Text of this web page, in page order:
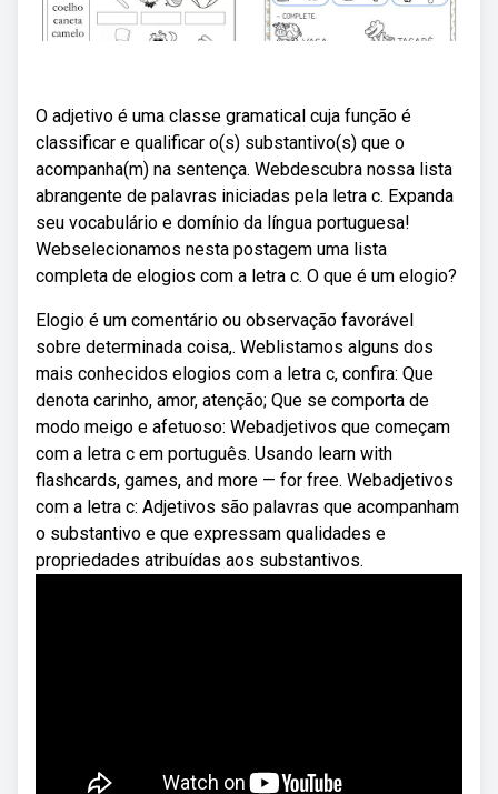
O adjetivo é uma classe gramatical cuja função é
classificar e qualificar o(s) substantivo(s) que o
acompanha(m) na sentença. Webdescubra nossa lista
abrangente de palavras iniciadas pela letra c. Expanda
seu vocabulário e domínio da língua portuguesa!
Webselecionamos nesta postagem uma lista
completa de elogios com a letra c. O que é um elogio?
Elogio é um comentário ou observação favorável
sobre determinada coisa,. Weblistamos alguns dos
mais conhecidos elogios com a letra c, confira: Que
denota carinho, amor, atenção; Que se comporta de
modo meigo e afetuoso: Webadjetivos que começam
com a letra c em português. Usando learn with
flashcards, games, and more — for free. Webadjetivos
com a letra c: Adjetivos são palavras que acompanham
o substantivo e que expressam qualidades e
propriedades atribuídas aos substantivos.